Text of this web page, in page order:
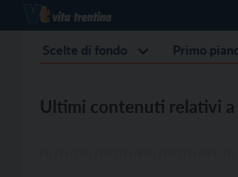
Scelte di fondo Primo
Ultimi contenuti relativi a